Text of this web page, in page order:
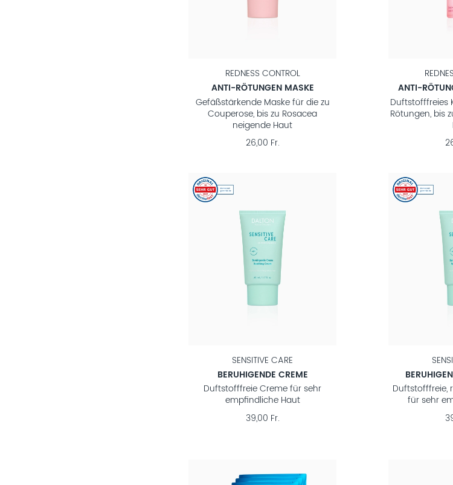
REDNESS CONTROL
ANTI-RÖTUNGEN MASKE
Gefäßstärkende Maske für die zu
Couperose, bis zu Rosacea
neigende Haut
26,00 Fr.
ANTI-
Duftstofffreies
Rötungen, bis
SENSITIVE CARE
BERUHIGENDE CREME
Duftstofffreie Creme für sehr
empfindliche Haut
39,00 Fr.
Duftstofffreie,
für sehr